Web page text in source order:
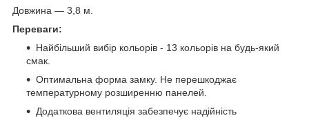
Довжина — 3,8 м.
Переваги:
Найбільший вибір кольорів - 13 кольорів на будь-який
смак.
Оптимальна форма замку. Не перешкоджає
температурному розширенню панелей.
Додаткова вентиляція забезпечує надійність